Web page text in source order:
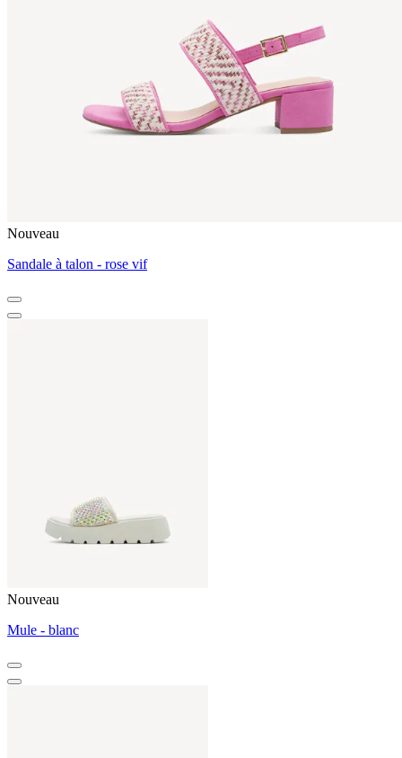
Nouveau
Sandale à talon - rose vif
Nouveau
Mule - blanc